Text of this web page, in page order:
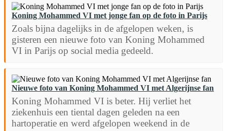
Koning Mohammed VI met jonge fan op de foto in Parijs
Zoals bijna dagelijks in de afgelopen weken, is
gisteren een nieuwe foto van Koning Mohammed
VI in Parijs op social media gedeeld.
Nieuwe foto van Koning Mohammed VI met Algerijnse fan
Koning Mohammed VI is beter. Hij verliet het
ziekenhuis een tiental dagen geleden na een
hartoperatie en werd afgelopen weekend in de